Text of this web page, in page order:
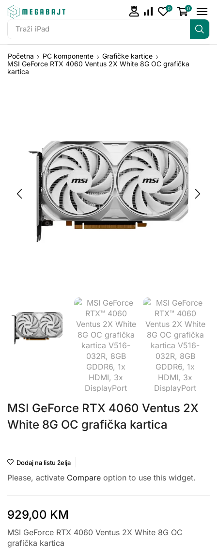
Traži iPhone 14
0 0
Početna PC komponente
Grafičke kartice
MSI GeForce RTX 4060 Ventus 2X White 8G OC grafička
kartica
MSI GeForce RTX 4060 Ventus 2X
White 8G OC grafička kartica
Dodaj na listu želja
Please, activate Compare option to use this widget.
929,00 KM
MSI GeForce RTX 4060 Ventus 2X White 8G OC
grafička kartica